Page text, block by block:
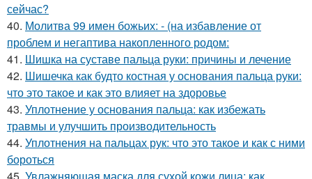
сейчас?
40. Молитва 99 имен божьих: - (на избавление от
проблем и негаптива накопленного родом:
41. Шишка на суставе пальца руки: причины и лечение
42. Шишечка как будто костная у основания пальца руки:
что это такое и как это влияет на здоровье
43. Уплотнение у основания пальца: как избежать
травмы и улучшить производительность
44. Уплотнения на пальцах рук: что это такое и как с ними
бороться